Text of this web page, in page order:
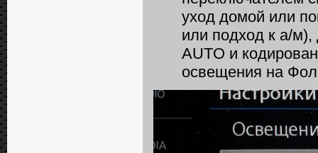
уход домой или
или подход к а/м),
AUTO и
освещения на